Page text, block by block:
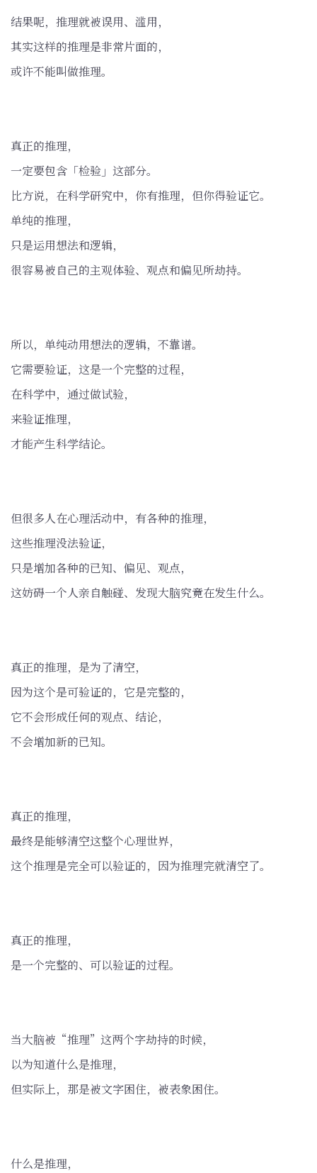
结果呢，推理就被误用、滥用，
其实这样的推理是非常片面的，
或许不能叫做推理。
真正的推理，
一定要包含「检验」这部分。
比方说，在科学研究中，你有推理，但你得验证它。
单纯的推理，
只是运用想法和逻辑，
很容易被自己的主观体验、观点和偏见所劫持。
所以，单纯动用想法的逻辑，不靠谱。
它需要验证，这是一个完整的过程，
在科学中，通过做试验，
来验证推理，
才能产生科学结论。
但很多人在心理活动中，有各种的推理，
这些推理没法验证，
只是增加各种的已知、偏见、观点，
这妨碍一个人亲自触碰、发现大脑究竟在发生什么。
真正的推理，是为了清空，
因为这个是可验证的，它是完整的，
它不会形成任何的观点、结论，
不会增加新的已知。
真正的推理，
最终是能够清空这整个心理世界，
这个推理是完全可以验证的，因为推理完就清空了。
真正的推理，
是一个完整的、可以验证的过程。
当大脑被“推理”这两个字劫持的时候，
以为知道什么是推理，
但实际上，那是被文字困住，被表象困住。
什么是推理，